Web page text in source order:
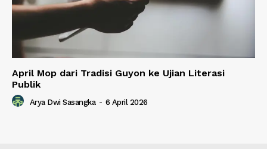
April Mop dari Tradisi Guyon ke Ujian Literasi
Publik
Arya Dwi Sasangka - 6 April 2026